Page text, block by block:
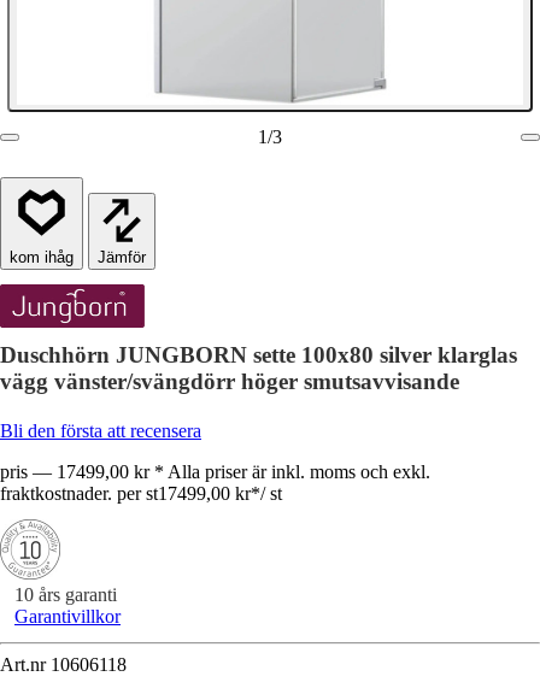
1/3
Jämför
Duschhörn JUNGBORN sette 100x80 silver klarglas
vägg vänster/svängdörr höger smutsavvisande
Bli den första att recensera
pris — 17499,00 kr * Alla priser är inkl. moms och exkl.
fraktkostnader. per st17499,00 kr*/ st
10 års garanti
Garantivillkor
Art.nr 10606118